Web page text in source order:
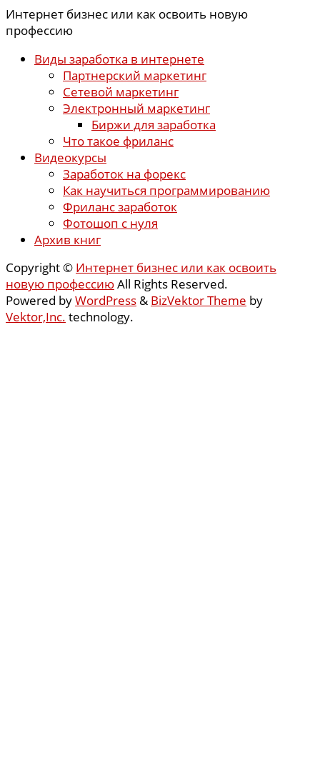
Интернет бизнес или как освоить новую
профессию
Виды заработка в интернете
Партнерский маркетинг
Сетевой маркетинг
Электронный маркетинг
Биржи для заработка
Что такое фриланс
Видеокурсы
Заработок на форекс
Как научиться программированию
Фриланс заработок
Фотошоп с нуля
Архив книг
Copyright © Интернет бизнес или как освоить
новую профессиюAll Rights Reserved.
Powered byWordPress & BizVektor Theme by
Vektor,Inc. technology.